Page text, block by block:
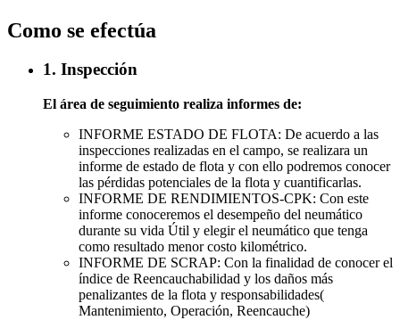
Como se efectúa
1. Inspección
El área de seguimiento realiza informes de:
INFORME ESTADO DE FLOTA: De acuerdo a las
inspecciones realizadas en el campo, se realizara un
informe de estado de flota y con ello podremos conocer
las pérdidas potenciales de la flota y cuantificarlas.
INFORME DE RENDIMIENTOS-CPK: Con este
informe conoceremos el desempeño del neumático
durante su vida Útil y elegir el neumático que tenga
como resultado menor costo kilométrico.
INFORME DE SCRAP: Con la finalidad de conocer el
índice de Reencauchabilidad y los daños más
penalizantes de la flota y responsabilidades(
Mantenimiento, Operación, Reencauche)